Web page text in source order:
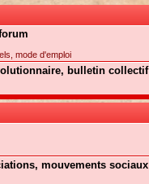
mode d'emploi
bulletin collectif
mouvements sociaux